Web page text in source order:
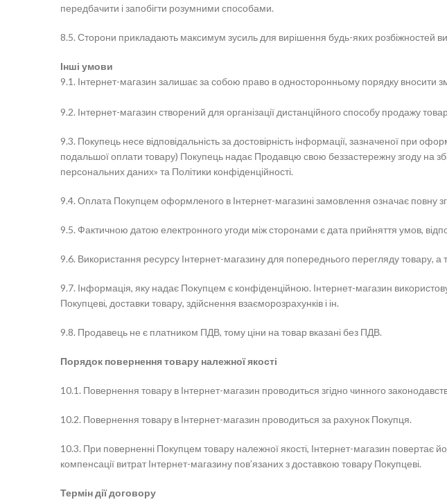
передбачити і запобігти розумними способами.
8.5. Сторони прикладають максимум зусиль для вирішення будь-яких розбіжностей
Інші умови
9.1. Інтернет-магазин залишає за собою право в односторонньому порядку вносити
9.2. Інтернет-магазин створений для організації дистанційного способу продажу
9.3. Покупець несе відповідальність за достовірність інформації, зазначеної при
подальшої оплати товару) Покупець надає Продавцю свою беззастережну згоду на
персональних даних» та Політики конфіденційності.
9.4. Оплата Покупцем оформленого в Інтернет-магазині замовлення означає повну
9.5. Фактичною датою електронного угоди між сторонами є дата прийняття умов,
9.6. Використання ресурсу Інтернет-магазину для попереднього перегляду
9.7. Інформація, яку надає Покупцем є конфіденційною. Інтернет-магазин
Покупцеві, доставки товару, здійснення взаєморозрахунків і ін.
9.8. Продавець не є платником ПДВ, тому ціни на товар вказані без ПДВ.
Порядок повернення товару належної якості
10.1. Повернення товару в Інтернет-магазин проводиться згідно чинного
10.2. Повернення товару в Інтернет-магазин проводиться за рахунок Покупця.
10.3. При поверненні Покупцем товару належної якості, Інтернет-магазин
компенсації витрат Інтернет-магазину пов’язаних з доставкою товару Покупцеві.
Термін дії договору